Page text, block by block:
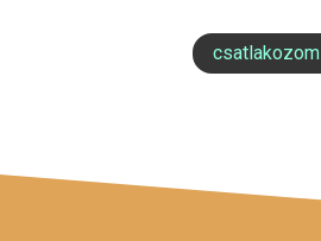
csatlakozom